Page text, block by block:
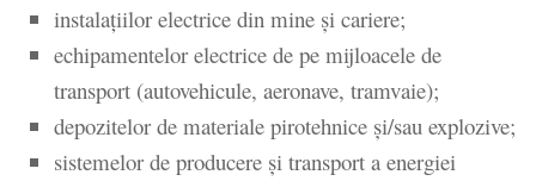
instalațiilor electrice din mine și cariere;
echipamentelor electrice de pe mijloacele de
transport (autovehicule, aeronave, tramvaie);
depozitelor de materiale pirotehnice și/sau explozive;
sistemelor de producere și transport a energiei